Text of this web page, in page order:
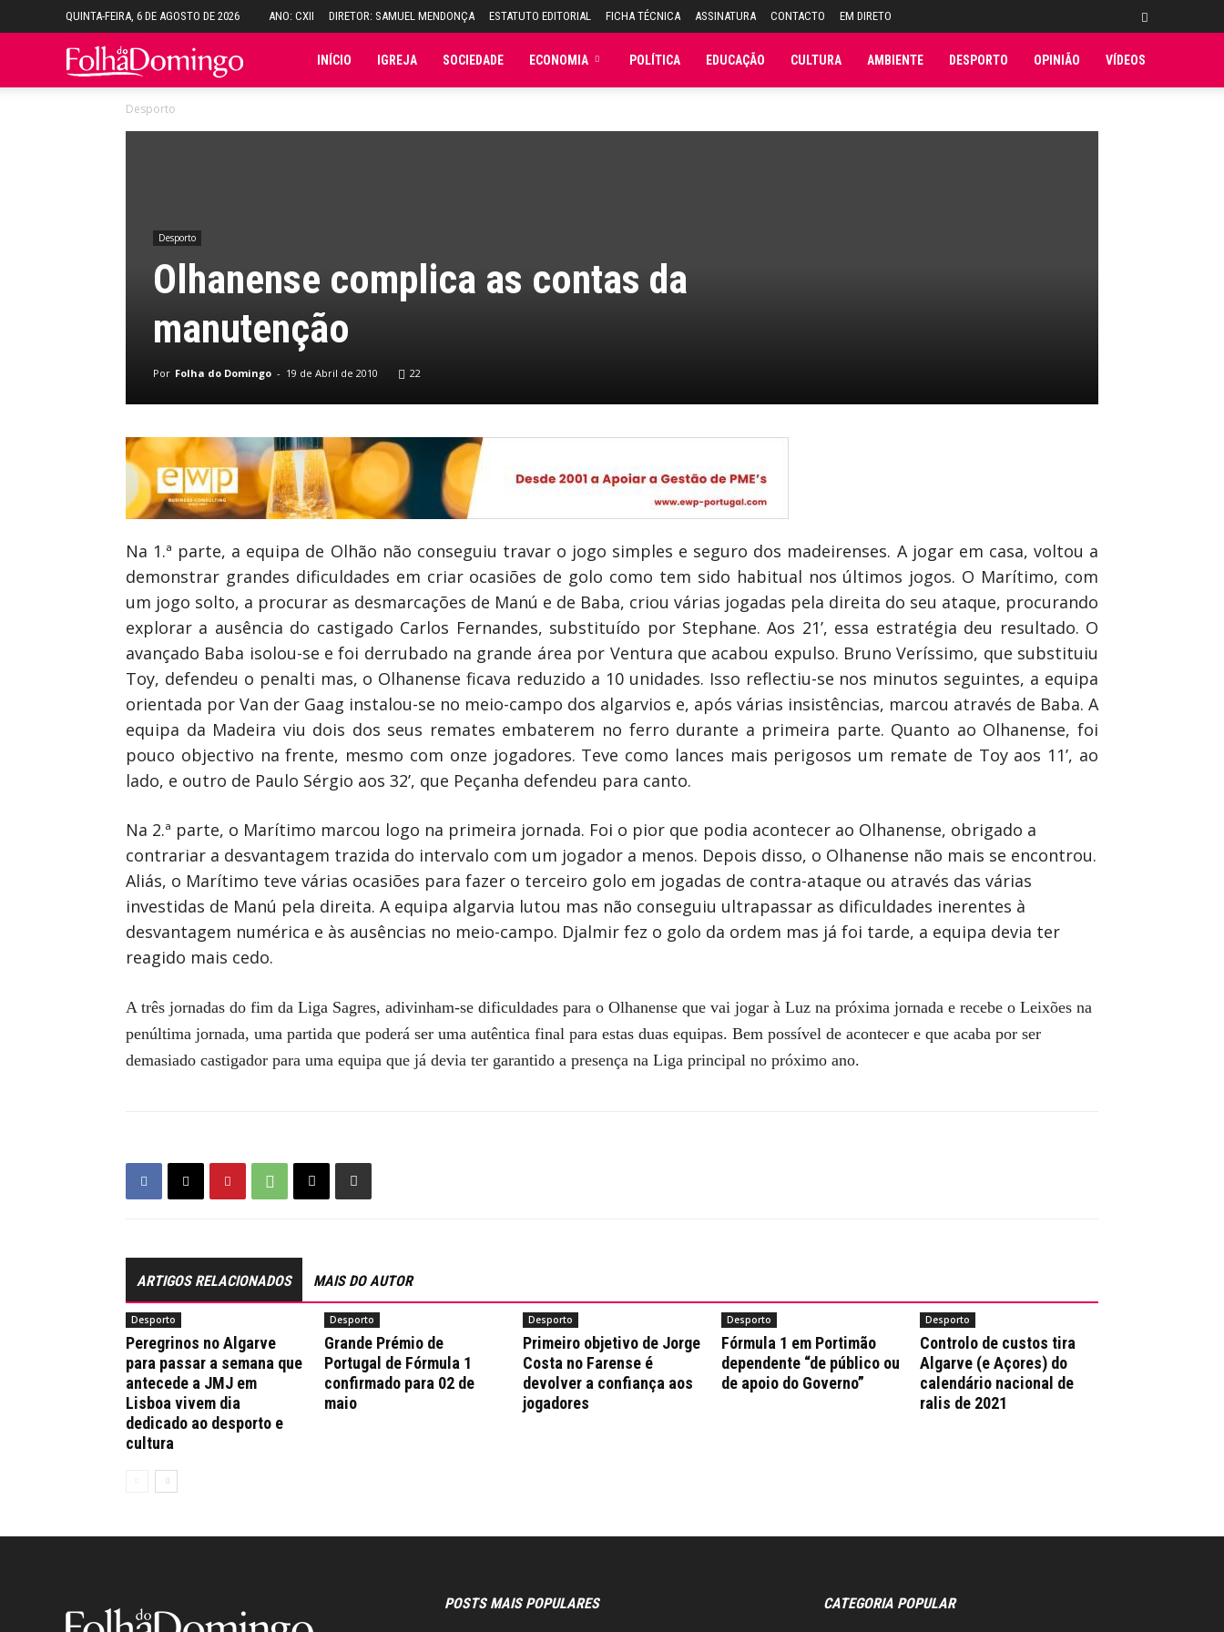
QUINTA-FEIRA, 6 DE AGOSTO DE 2026 ANO: CXII DIRETOR: SAMUEL MENDONÇA ESTATUTO EDITORIAL FICHA TÉCNICA ASSINATURA CONTACTO EM DIRETO
Folha INÍCIO IGREJA SOCIEDADE ECONOMIA POLÍTICA EDUCAÇÃO CULTURA AMBIENTE DESPORTO OPINIÃO VÍDEOS
Desporto
Desporto
Olhanense complica as contas da
manutenção
Por Folha do Domingo - 19 de Abril de 2010 22
Na 1.ª parte, a equipa de Olhão não conseguiu travar o jogo simples e seguro dos madeirenses. A jogar em casa, voltou a
demonstrar grandes dificuldades em criar ocasiões de golo como tem sido habitual nos últimos jogos. O Marítimo, com
um jogo solto, a procurar as desmarcações de Manú e de Baba, criou várias jogadas pela direita do seu ataque, procurando
explorar a ausência do castigado Carlos Fernandes, substituído por Stephane. Aos 21’, essa estratégia deu resultado. O
avançado Baba isolou-se e foi derrubado na grande área por Ventura que acabou expulso. Bruno Veríssimo, que substituiu
Toy, defendeu o penalti mas, o Olhanense ficava reduzido a 10 unidades. Isso reflectiu-se nos minutos seguintes, a equipa
orientada por Van der Gaag instalou-se no meio-campo dos algarvios e, após várias insistências, marcou através de Baba. A
equipa da Madeira viu dois dos seus remates embaterem no ferro durante a primeira parte. Quanto ao Olhanense, foi
pouco objectivo na frente, mesmo com onze jogadores. Teve como lances mais perigosos um remate de Toy aos 11’, ao
lado, e outro de Paulo Sérgio aos 32’, que Peçanha defendeu para canto.
Na 2.ª parte, o Marítimo marcou logo na primeira jornada. Foi o pior que podia acontecer ao Olhanense, obrigado a
contrariar a desvantagem trazida do intervalo com um jogador a menos. Depois disso, o Olhanense não mais se encontrou.
Aliás, o Marítimo teve várias ocasiões para fazer o terceiro golo em jogadas de contra-ataque ou através das várias
investidas de Manú pela direita. A equipa algarvia lutou mas não conseguiu ultrapassar as dificuldades inerentes à
desvantagem numérica e às ausências no meio-campo. Djalmir fez o golo da ordem mas já foi tarde, a equipa devia ter
reagido mais cedo.
A três jornadas do fim da Liga Sagres, adivinham-se dificuldades para o Olhanense que vai jogar à Luz na próxima jornada e recebe o Leixões na
penúltima jornada, uma partida que poderá ser uma autêntica final para estas duas equipas. Bem possível de acontecer e que acaba por ser
demasiado castigador para uma equipa que já devia ter garantido a presença na Liga principal no próximo ano.
ARTIGOS RELACIONADOS MAIS DO AUTOR
Desporto
Peregrinos no Algarve
para passar a semana que
antecede a JMJ em
Lisboa vivem dia
dedicado ao desporto e
cultura
Desporto
Grande Prémio de
Portugal de Fórmula 1
confirmado para 02 de
maio
Desporto
Primeiro objetivo de Jorge
Costa no Farense é
devolver a confiança aos
jogadores
Desporto
Fórmula 1 em Portimão
dependente “de público ou
de apoio do Governo”
Desporto
Controlo de custos tira
Algarve (e Açores) do
calendário nacional de
ralis de 2021
POSTS MAIS POPULARES CATEGORIA POPULAR